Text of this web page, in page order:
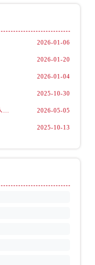
内蒙古自治区赤峰市红山区哈达街售后服务中心（需提前预约）
山西省临汾市尧都区解放路售后服务中心（需提前预约）
2026-01-06
2026-01-20
2026-01-04
2025-10-30
3秒识破假欧米茄！这些细节90%的人都忽略了 2026-05-05
2025-10-13